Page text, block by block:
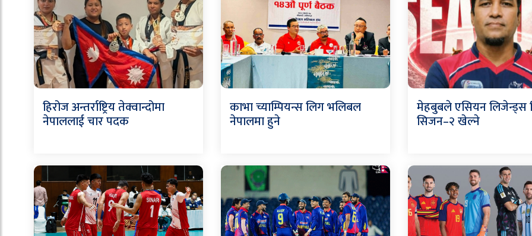
हिरोज अन्तर्राष्ट्रिय तेक्वान्दोमा
नेपाललाई चार पदक
काभा च्याम्पियन्स लिग भलिबल
नेपालमा हुने
मेहबुबले एसियन लिजेन्ड्स
सिजन–२ खेल्ने